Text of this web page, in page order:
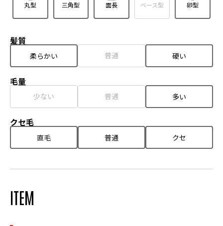
丸型 三角型 面長 ベース型 卵型
髪質
柔らかい 普通 硬い
毛量
少ない 普通 多い
クセ毛
直毛 普通 クセ
ITEM